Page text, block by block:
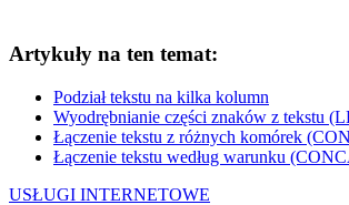
Artykuły na ten temat:
Podział tekstu na kilka kolumn
Wyodrębnianie części znaków z tekstu
Łączenie tekstu z różnych komórek
Łączenie tekstu według warunku
USŁUGI INTERNETOWE